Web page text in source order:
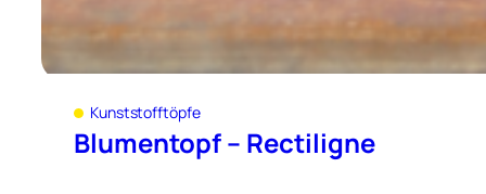
Kunststofftöpfe
Blumentopf – Rectiligne